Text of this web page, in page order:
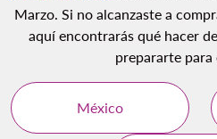
Marzo. Si no alcanzaste a
aquí encontrarás qué hacer
prepararte para
México